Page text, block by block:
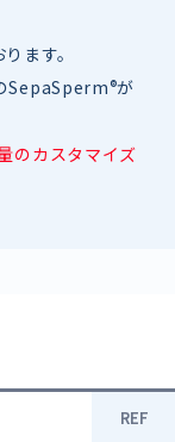
ます。
SepaSperm®が
のカスタマイズ
REF